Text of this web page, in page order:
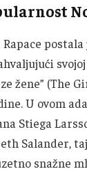
postala
žene” (The
U ovom
Stiega
Salander,
snažne